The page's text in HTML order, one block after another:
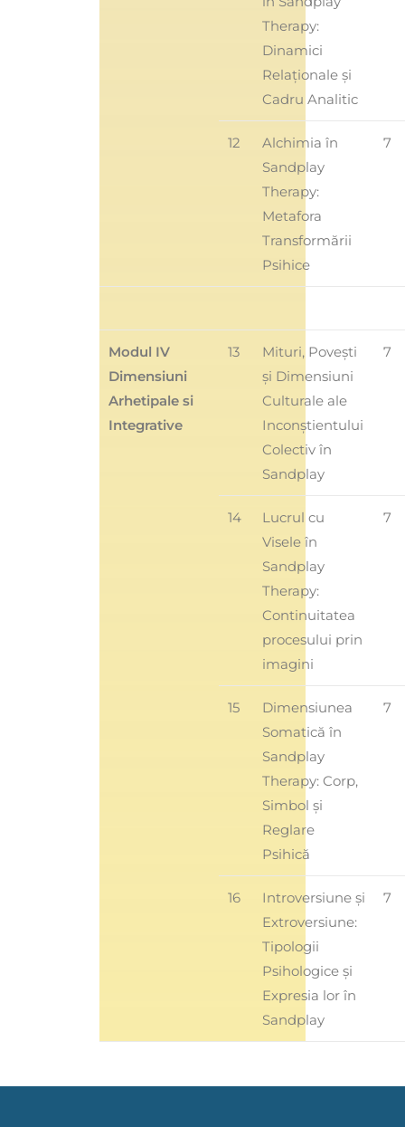
Therapy:
Dinamici
Relaționale și
Cadru Analitic
12
Alchimia în
Sandplay
Therapy:
Metafora
Transformării
Psihice
7
Modul IV
Dimensiuni
Arhetipale si
Integrative
13
Mituri, Povești
și Dimensiuni
Culturale ale
Inconștientului
Colectiv în
Sandplay
7
14
Lucrul cu
Visele în
Sandplay
Therapy:
Continuitatea
procesului prin
imagini
7
15
Dimensiunea
Somatică în
Sandplay
Therapy: Corp,
Simbol și
Reglare
Psihică
7
16
Introversiune și
Extroversiune:
Tipologii
Psihologice și
Expresia lor în
Sandplay
7